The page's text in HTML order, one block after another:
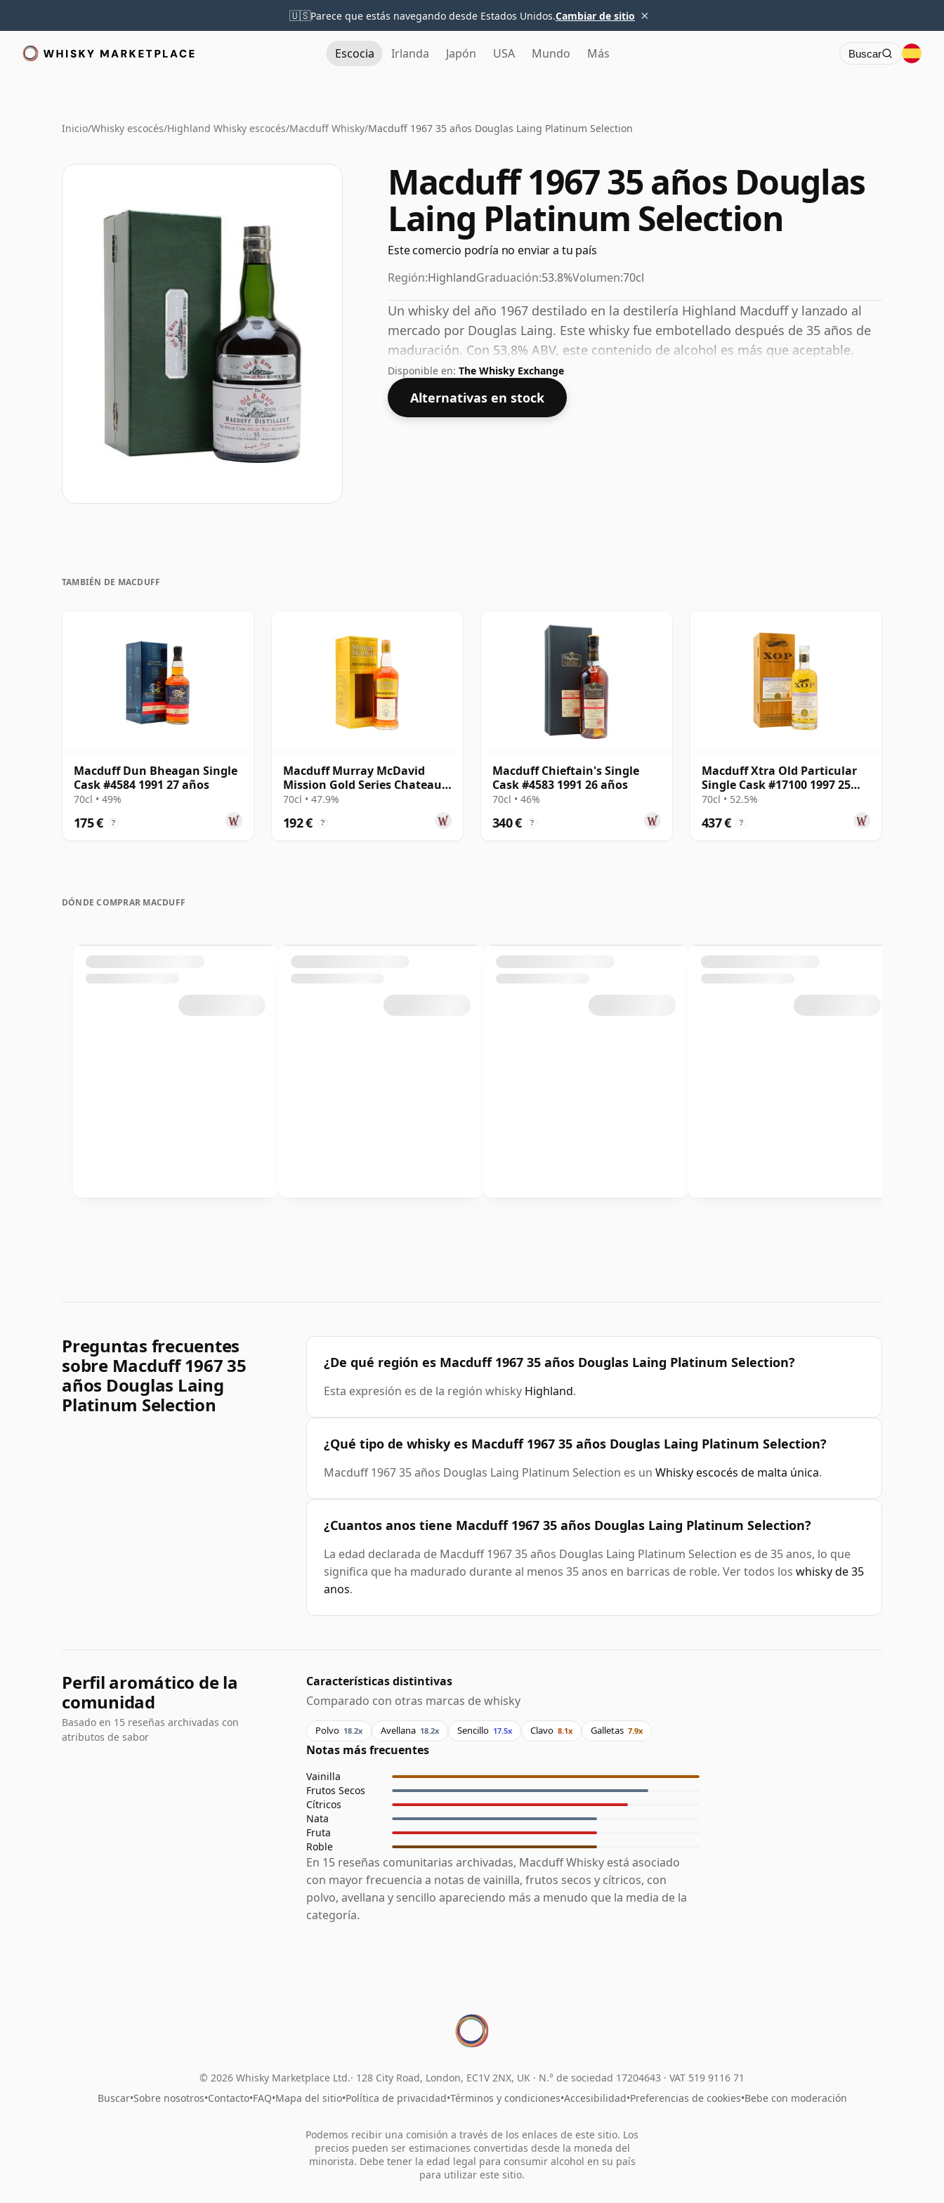
🇺🇸Parece que estás navegando desde Estados Unidos.Cambiar de sitio ×
Escocia Irlanda Japón USA Mundo Más Buscar
Inicio/Whisky escocés/Highland Whisky escocés/Macduff Whisky/Macduff 1967 35 años Douglas Laing Platinum Selection
Macduff 1967 35 años Douglas
Laing Platinum Selection
Este comercio podría no enviar a tu país
Región:HighlandGraduación:53.8%Volumen:70cl
Un whisky del año 1967 destilado en la destilería Highland Macduff y lanzado al
mercado por Douglas Laing. Este whisky fue embotellado después de 35 años de
maduración. Con 53,8% ABV, este contenido de alcohol es más que aceptable.
Embotellado en el tamaño estándar de 70 cl.
Disponible en: The Whisky Exchange
Alternativas en stock
TAMBIÉN DE MACDUFF
Macduff Dun Bheagan Single
Cask #4584 1991 27 años
70cl • 49%
175 € ?
Macduff Murray McDavid
Mission Gold Series Chateau
Lafite 1997 26 años
70cl • 47.9%
192 € ?
Macduff Chieftain's Single
Cask #4583 1991 26 años
70cl • 46%
340 € ?
Macduff Xtra Old Particular
Single Cask #17100 1997 25
años
70cl • 52.5%
437 € ?
DÓNDE COMPRAR MACDUFF
Preguntas frecuentes
sobre Macduff 1967 35
años Douglas Laing
Platinum Selection
¿De qué región es Macduff 1967 35 años Douglas Laing Platinum Selection?
Esta expresión es de la región whisky Highland.
¿Qué tipo de whisky es Macduff 1967 35 años Douglas Laing Platinum Selection?
Macduff 1967 35 años Douglas Laing Platinum Selection es un Whisky escocés de malta única.
¿Cuantos anos tiene Macduff 1967 35 años Douglas Laing Platinum Selection?
La edad declarada de Macduff 1967 35 años Douglas Laing Platinum Selection es de 35 anos, lo que
significa que ha madurado durante al menos 35 anos en barricas de roble. Ver todos los whisky de 35
anos.
Perfil aromático de la
comunidad
Basado en 15 reseñas archivadas con
atributos de sabor
Características distintivas
Comparado con otras marcas de whisky
Polvo 18.2x Avellana 18.2x Sencillo 17.5x Clavo 8.1x Galletas 7.9x
Notas más frecuentes
Vainilla
Frutos Secos
Cítricos
Nata
Fruta
Roble
En 15 reseñas comunitarias archivadas, Macduff Whisky está asociado
con mayor frecuencia a notas de vainilla, frutos secos y cítricos, con
polvo, avellana y sencillo apareciendo más a menudo que la media de la
categoría.
© 2026 Whisky Marketplace Ltd. 128 City Road, London, EC1V 2NX, UK · N.° de sociedad 17204643 · VAT 519 9116 71
Buscar•Sobre nosotros•Contacto•FAQ•Mapa del sitio•Política de privacidad•Términos y condiciones•Accesibilidad•Preferencias de cookies•Bebe con moderación
Podemos recibir una comisión a través de los enlaces de este sitio. Los
precios pueden ser estimaciones convertidas desde la moneda del
minorista. Debe tener la edad legal para consumir alcohol en su país
para utilizar este sitio.